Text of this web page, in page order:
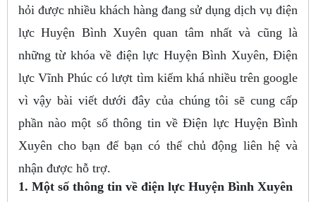
hỏi được nhiều khách hàng đang sử dụng dịch vụ điện
lực Huyện Bình Xuyên quan tâm nhất và cũng là
những từ khóa về điện lực Huyện Bình Xuyên, Điện
lực Vĩnh Phúc có lượt tìm kiếm khá nhiều trên google
vì vậy bài viết dưới đây của chúng tôi sẽ cung cấp
phần nào một số thông tin về Điện lực Huyện Bình
Xuyên cho bạn để bạn có thể chủ động liên hệ và
nhận được hỗ trợ.
1. Một số thông tin về điện lực Huyện Bình Xuyên